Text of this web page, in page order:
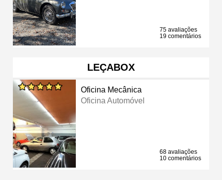
75 avaliações
19 comentários
LEÇABOX
Oficina Mecânica
Oficina Automóvel
68 avaliações
10 comentários